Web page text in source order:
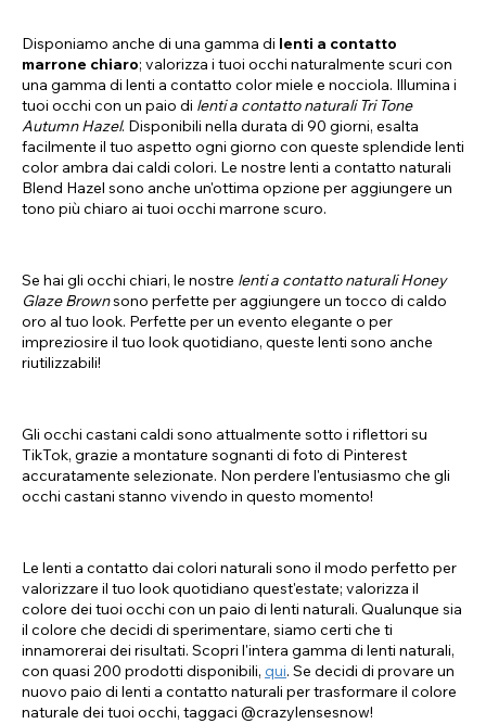
Disponiamo anche di una gamma di lenti a contatto
marrone chiaro; valorizza i tuoi occhi naturalmente scuri con
una gamma di lenti a contatto color miele e nocciola. Illumina i
tuoi occhi con un paio di lenti a contatto naturali Tri Tone
Autumn Hazel. Disponibili nella durata di 90 giorni, esalta
facilmente il tuo aspetto ogni giorno con queste splendide lenti
color ambra dai caldi colori. Le nostre lenti a contatto naturali
Blend Hazel sono anche un'ottima opzione per aggiungere un
tono più chiaro ai tuoi occhi marrone scuro.
Se hai gli occhi chiari, le nostre lenti a contatto naturali Honey
Glaze Brownsono perfette per aggiungere un tocco di caldo
oro al tuo look. Perfette per un evento elegante o per
impreziosire il tuo look quotidiano, queste lenti sono anche
riutilizzabili!
Gli occhi castani caldi sono attualmente sotto i riflettori su
TikTok, grazie a montature sognanti di foto di Pinterest
accuratamente selezionate. Non perdere l'entusiasmo che gli
occhi castani stanno vivendo in questo momento!
Le lenti a contatto dai colori naturali sono il modo perfetto per
valorizzare il tuo look quotidiano quest'estate; valorizza il
colore dei tuoi occhi con un paio di lenti naturali. Qualunque sia
il colore che decidi di sperimentare, siamo certi che ti
innamorerai dei risultati. Scopri l'intera gamma di lenti naturali,
con quasi 200 prodotti disponibili, qui. Se decidi di provare un
nuovo paio di lenti a contatto naturali per trasformare il colore
naturale dei tuoi occhi, taggaci @crazylensesnow!